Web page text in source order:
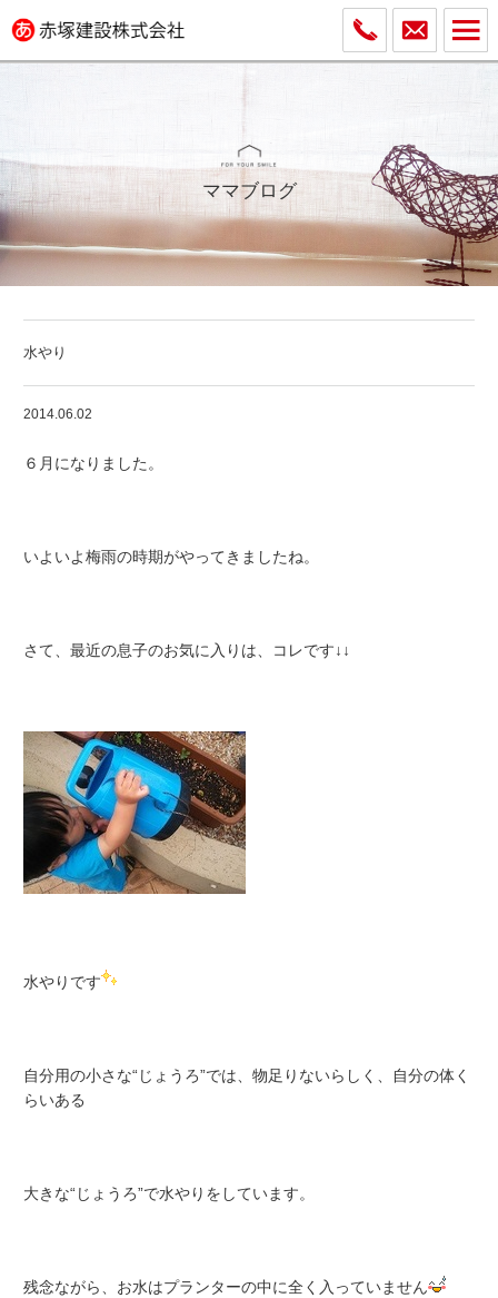
ママブログ
水やり
2014.06.02
６月になりました。
いよいよ梅雨の時期がやってきましたね。
さて、最近の息子のお気に入りは、コレです↓↓
水やりです
自分用の小さな“じょうろ”では、物足りないらしく、自分の体く
らいある
大きな“じょうろ”で水やりをしています。
残念ながら、お水はプランターの中に全く入っていません